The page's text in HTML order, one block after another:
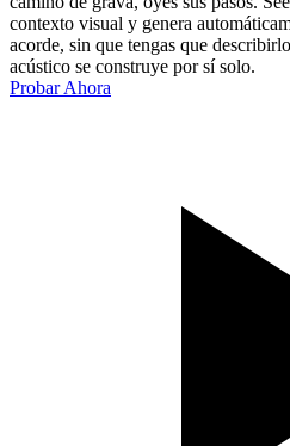
contexto visual y genera
acorde, sin que tengas que
acústico se construye por sí solo.
Probar Ahora